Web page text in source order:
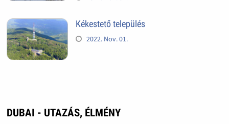
Kékestető település
2022. Nov. 01.
DUBAI - UTAZÁS, ÉLMÉNY